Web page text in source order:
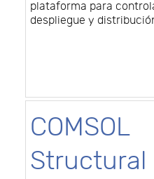
plataforma para
despliegue y
COMSOL
Structural